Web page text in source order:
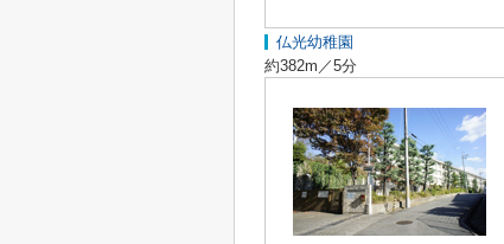
仏光幼稚園
約382m／5分